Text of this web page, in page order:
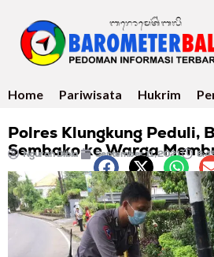
Home Pariwisata Hukrim
Polres Klungkung Peduli,
Sembako ke Warga
Ngurah Dibia September 11, 2021